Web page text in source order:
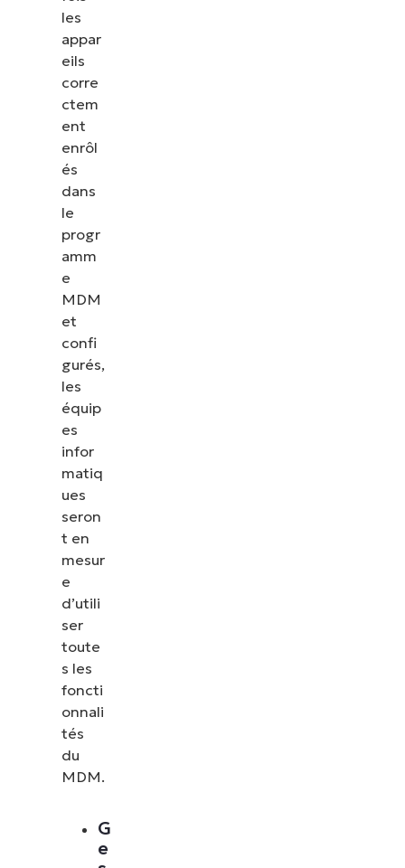
les
appar
eils
corre
ctem
ent
enrôl
és
dans
le
progr
amm
e
MDM
et
confi
gurés,
les
équip
es
infor
matiq
ues
seron
t en
mesur
e
d’utili
ser
toute
s les
foncti
onnali
tés
du
MDM.
G
e